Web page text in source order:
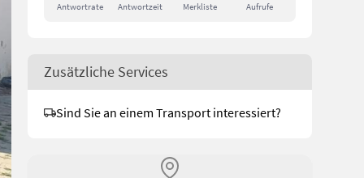
Antwortrate Antwortzeit Merkliste Aufrufe
Zusätzliche Services
Sind Sie an einem Transport interessiert?